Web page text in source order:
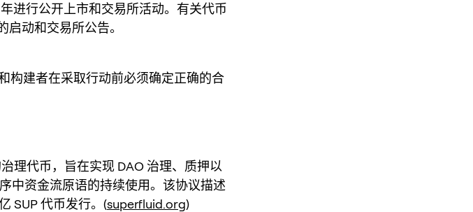
进行公开上市和交易所活动。有关代币
动和交易所公告。
构建者在采取行动前必须确定正确的合
理代币，旨在实现 DAO 治理、质押以
中资金流原语的持续使用。该协议描述
SUP 代币发行。(superfluid.org)